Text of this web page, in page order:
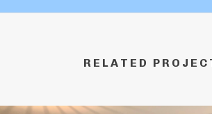
RELATED